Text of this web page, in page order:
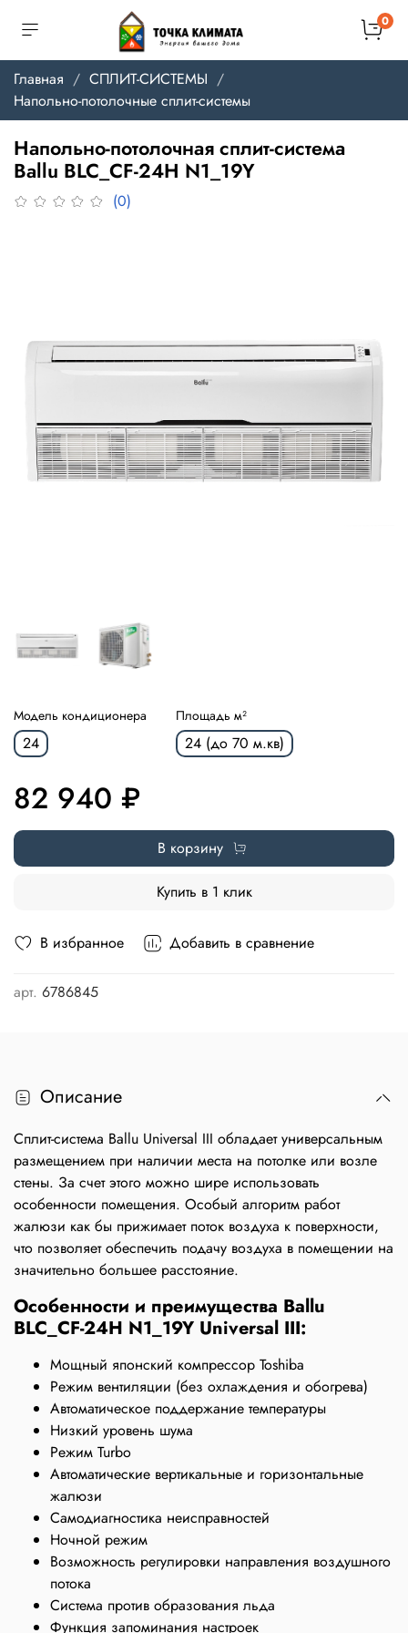
0
Главная
СПЛИТ-СИСТЕМЫ
Напольно-потолочные сплит-системы
Напольно-потолочная сплит-система
Ballu BLC_CF-24H N1_19Y
(0)
В избранное Добавить в сравнение
арт. 6786845
Модель кондиционера
24
Площадь м²
24 (до 70 м.кв)
82 940 ₽
В корзину
Купить в 1 клик
Описание
Сплит-система Ballu Universal III обладает универсальным
размещением при наличии места на потолке или возле
стены. За счет этого можно шире использовать
особенности помещения. Особый алгоритм работ
жалюзи как бы прижимает поток воздуха к поверхности,
что позволяет обеспечить подачу воздуха в помещении на
значительно большее расстояние.
Особенности и преимущества Ballu
BLC_CF-24H N1_19Y Universal III:
Мощный японский компрессор Toshiba
Режим вентиляции (без охлаждения и обогрева)
Автоматическое поддержание температуры
Низкий уровень шума
Режим Turbo
Автоматические вертикальные и горизонтальные
жалюзи
Самодиагностика неисправностей
Ночной режим
Возможность регулировки направления воздушного
потока
Система против образования льда
Функция запоминания настроек